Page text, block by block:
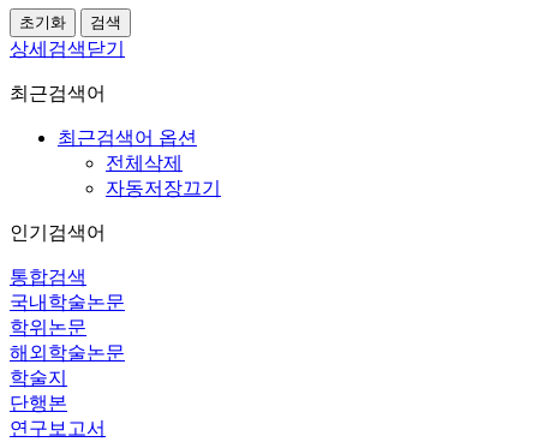
상세검색닫기
최근검색어
최근검색어 옵션
전체삭제
자동저장끄기
인기검색어
통합검색
국내학술논문
학위논문
해외학술논문
학술지
단행본
연구보고서